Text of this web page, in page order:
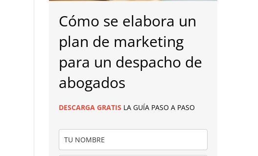
Cómo se elabora un
plan de marketing
para un despacho de
abogados
DESCARGA GRATIS LA GUÍA PASO A PASO